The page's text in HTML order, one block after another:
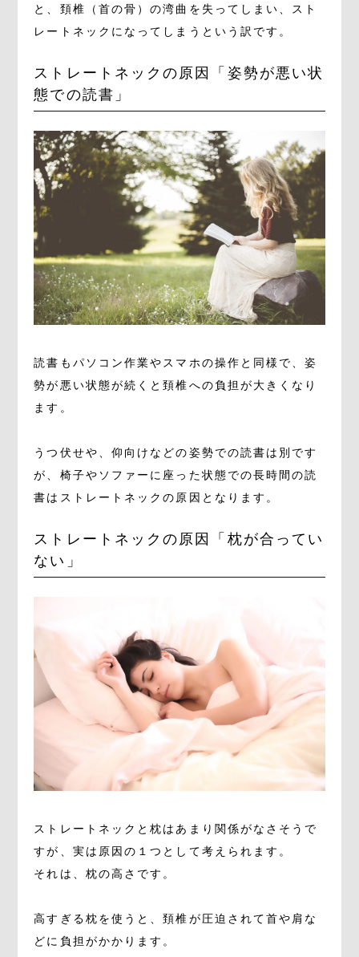
と、頚椎（首の骨）の湾曲を失ってしまい、スト
レートネックになってしまうという訳です。
ストレートネックの原因「姿勢が悪い状
態での読書」
読書もパソコン作業やスマホの操作と同様で、姿
勢が悪い状態が続くと頚椎への負担が大きくなり
ます。
うつ伏せや、仰向けなどの姿勢での読書は別です
が、椅子やソファーに座った状態での長時間の読
書はストレートネックの原因となります。
ストレートネックの原因「枕が合ってい
ない」
ストレートネックと枕はあまり関係がなさそうで
すが、実は原因の１つとして考えられます。
それは、枕の高さです。
高すぎる枕を使うと、頚椎が圧迫されて首や肩な
どに負担がかかります。